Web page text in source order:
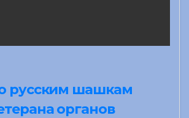
русским шашкам
органов